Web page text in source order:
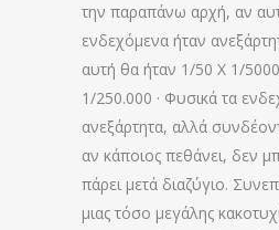
την παραπάνω αρχή, αν
ενδεχόμενα ήταν
αυτή θα ήταν 1/50 Χ 1/
1/250.000 · Φυσικά τα
ανεξάρτητα, αλλά
αν κάποιος πεθάνει, δεν
πάρει μετά διαζύγιο.
μιας τόσο μεγάλης